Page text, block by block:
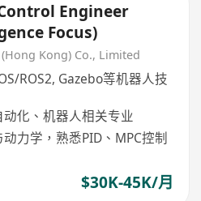
Engineer
Focus)
Kong) Co., Limited
ROS2, Gazebo等机器人技
化、机器人相关专业
力学，熟悉PID、MPC控制
$30K-45K/月